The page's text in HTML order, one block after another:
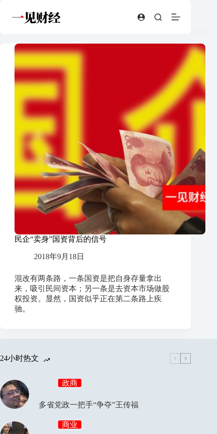
民企“卖身”国资背后的信号
2018年9月18日
混改有两条路，一条国资是把自身存量拿出
来，吸引民间资本；另一条是去资本市场做股
权投资。显然，国资似乎正在第二条路上疾
驰。
24小时热文
政商
多省党政一把手“争夺”王传福
商业